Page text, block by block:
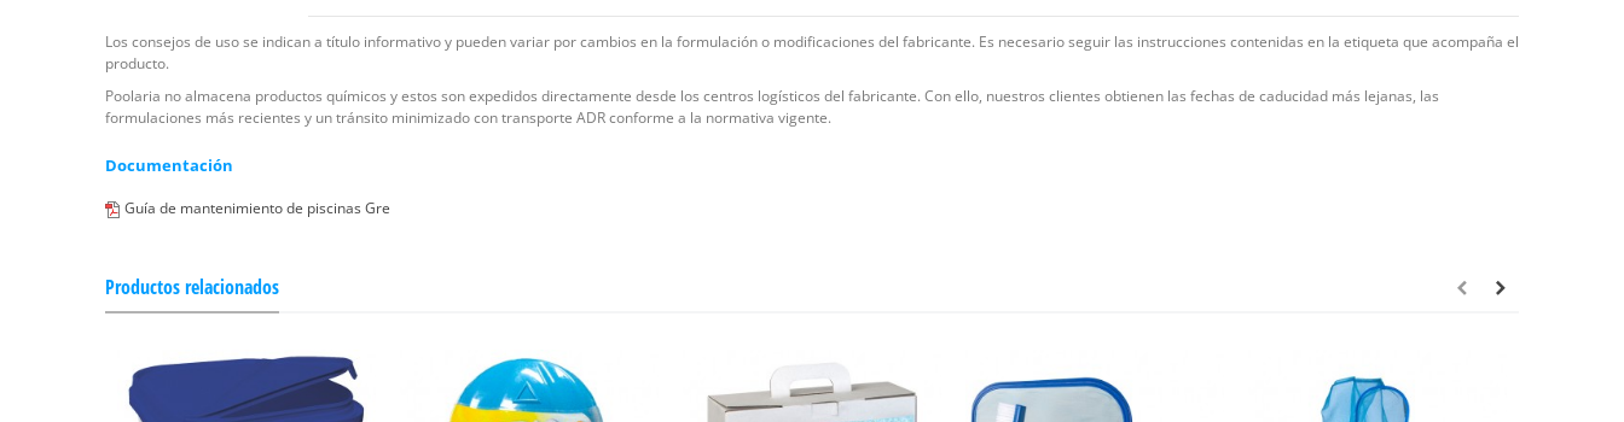
Los consejos de uso se indican a título informativo y pueden variar por cambios en la formulación o modificaciones del fabricante. Es necesario seguir las instrucciones contenidas en la etiqueta que acompaña el
producto.
Poolaria no almacena productos químicos y estos son expedidos directamente desde los centros logísticos del fabricante. Con ello, nuestros clientes obtienen las fechas de caducidad más lejanas, las
formulaciones más recientes y un tránsito minimizado con transporte ADR conforme a la normativa vigente.
Documentación
Guía de mantenimiento de piscinas Gre
Productos relacionados